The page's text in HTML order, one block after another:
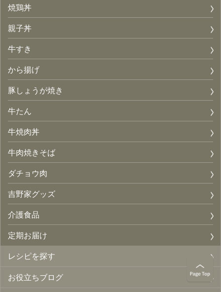
焼鶏丼
親子丼
牛すき
から揚げ
豚しょうが焼き
牛たん
牛焼肉丼
牛肉焼きそば
ダチョウ肉
吉野家グッズ
介護食品
定期お届け
レシピを探す
お役立ちブログ